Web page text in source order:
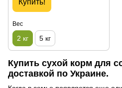
Купить!
Вес
2 кг 5 кг
Купить сухой корм для
доставкой по Украине.